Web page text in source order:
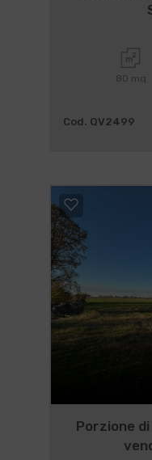
80 mq
Cod. QV2499
Porzione